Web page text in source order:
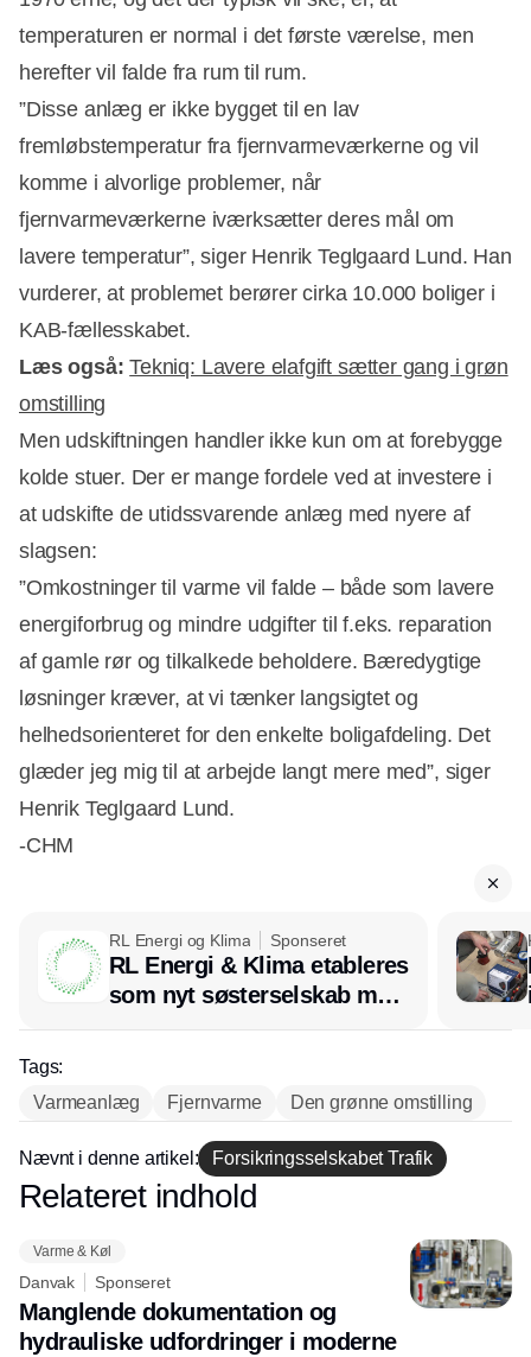
temperaturen er normal i det første værelse, men
herefter vil falde fra rum til rum.
”Disse anlæg er ikke bygget til en lav
fremløbstemperatur fra fjernvarmeværkerne og vil
komme i alvorlige problemer, når
fjernvarmeværkerne iværksætter deres mål om
lavere temperatur”, siger Henrik Teglgaard Lund. Han
vurderer, at problemet berører cirka 10.000 boliger i
KAB-fællesskabet.
Læs også:Tekniq: Lavere elafgift sætter gang i grøn
omstilling
Men udskiftningen handler ikke kun om at forebygge
kolde stuer. Der er mange fordele ved at investere i
at udskifte de utidssvarende anlæg med nyere af
slagsen:
”Omkostninger til varme vil falde – både som lavere
energiforbrug og mindre udgifter til f.eks. reparation
af gamle rør og tilkalkede beholdere. Bæredygtige
løsninger kræver, at vi tænker langsigtet og
helhedsorienteret for den enkelte boligafdeling. Det
glæder jeg mig til at arbejde langt mere med”, siger
Henrik Teglgaard Lund.
-CHM
RL Energi og Klima Sponseret
RL Energi & Klima etableres
som nyt søsterselskab med
afsæt i RL Ventilation
Tags:
Varmeanlæg
Fjernvarme Den grønne omstilling
Nævnt i denne artikel: Forsikringsselskabet Trafik
Annonce
Relateret indhold
Varme & Køl
Danvak Sponseret
Manglende dokumentation og
hydrauliske udfordringer i moderne